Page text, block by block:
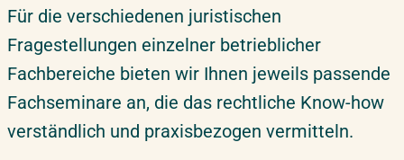
Für die verschiedenen juristischen
Fragestellungen einzelner betrieblicher
Fachbereiche bieten wir Ihnen jeweils passende
Fachseminare an, die das rechtliche Know-how
verständlich und praxisbezogen vermitteln.